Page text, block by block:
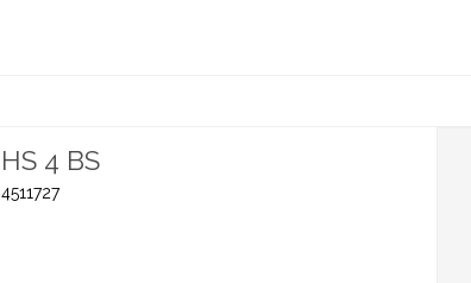
HS 4 BS
4511727